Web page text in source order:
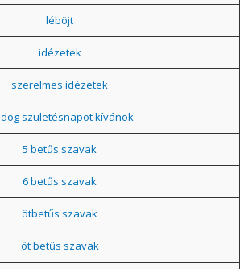
léböjt
idézetek
szerelmes idézetek
születésnapot kívánok
5 betűs szavak
6 betűs szavak
ötbetűs szavak
öt betűs szavak